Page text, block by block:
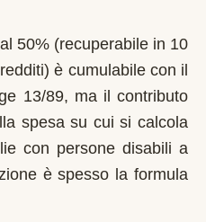
50% (recuperabile in 10
è cumulabile con il
13/89, ma il contributo
spesa su cui si calcola
con persone disabili a
è spesso la formula